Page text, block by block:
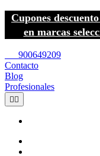
Cupones
en marcas
900649209
Contacto
Blog
Profesionales
 